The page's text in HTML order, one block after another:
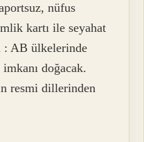
nüfus
kartı ile seyahat
: AB ülkelerinde
doğacak.
resmi dillerinden